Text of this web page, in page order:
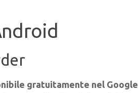
gratuitamente nel Google